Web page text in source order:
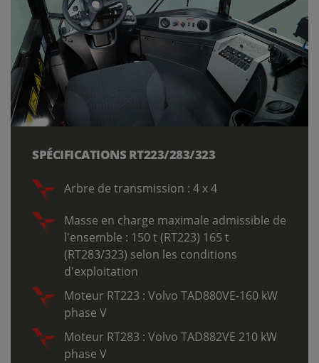
SPÉCIFICATIONS RT223/283/323
Arbre de transmission : 4 x 4
Masse en charge maximale admissible de
l'ensemble : 150 t (RT223) 165 t
(RT283/323) selon les conditions
d'exploitation
Moteur RT223 : Volvo TAD880VE-160 kW
phase V
Moteur RT283 : Volvo TAD882VE 210 kW
phase V